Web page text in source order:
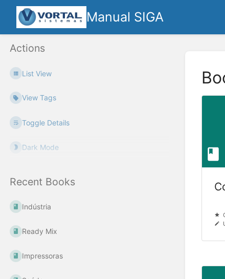
Manual SIGA
Actions
List View
View Tags
Toggle Details
Dark Mode
Recent Books
Indústria
Ready Mix
Impressoras